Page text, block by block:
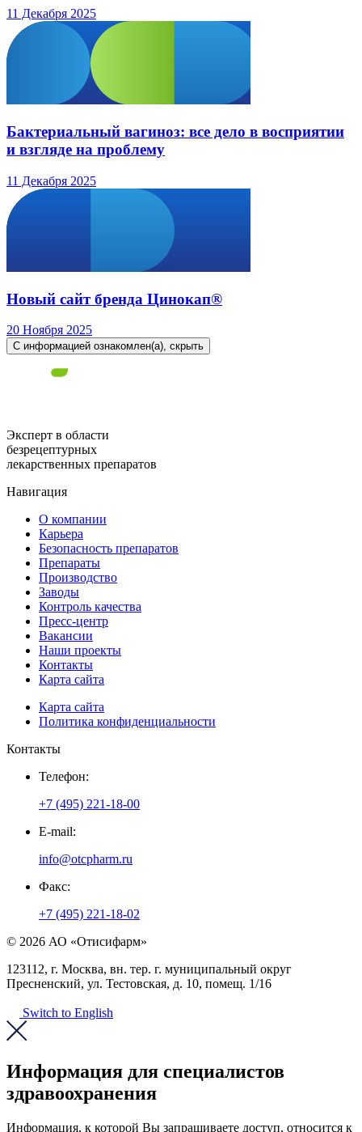
11 Декабря 2025
Бактериальный вагиноз: все дело в восприятии
и взгляде на проблему
11 Декабря 2025
Новый сайт бренда Цинокап®
20 Ноября 2025
С информацией ознакомлен(а), скрыть
Эксперт в области
безрецептурных
лекарственных препаратов
Навигация
О компании
Карьера
Безопасность препаратов
Препараты
Производство
Заводы
Контроль качества
Пресс-центр
Вакансии
Наши проекты
Контакты
Карта сайта
Карта сайта
Политика конфиденциальности
Контакты
Телефон:
+7 (495) 221-18-00
E-mail:
info@otcpharm.ru
Факс:
+7 (495) 221-18-02
© 2026 АО «Отисифарм»
123112, г. Москва, вн. тер. г. муниципальный округ
Пресненский, ул. Тестовская, д. 10, помещ. 1/16
Switch to English
Информация для специалистов
здравоохранения
Информация, к которой Вы запрашиваете доступ, относится к